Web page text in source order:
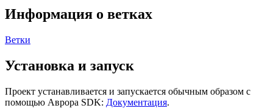
Информация о ветках
Ветки
Установка и запуск
Проект устанавливается и запускается обычным образом с
помощью Аврора SDK: Документация.